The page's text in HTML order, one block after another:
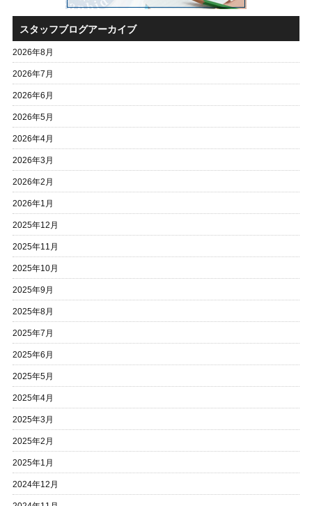
スタッフブログアーカイブ
2026年8月
2026年7月
2026年6月
2026年5月
2026年4月
2026年3月
2026年2月
2026年1月
2025年12月
2025年11月
2025年10月
2025年9月
2025年8月
2025年7月
2025年6月
2025年5月
2025年4月
2025年3月
2025年2月
2025年1月
2024年12月